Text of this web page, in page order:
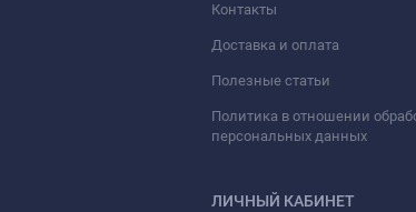
Контакты
Доставка и оплата
Полезные статьи
Политика в отношении
персональных данных
ЛИЧНЫЙ КАБИНЕТ